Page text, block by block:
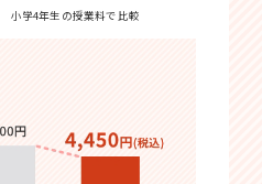
小学4年生の授業料で比較